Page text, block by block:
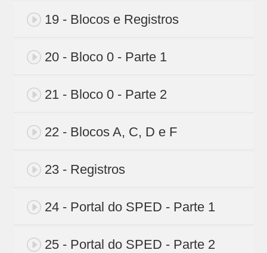
19 - Blocos e Registros
20 - Bloco 0 - Parte 1
21 - Bloco 0 - Parte 2
22 - Blocos A, C, D e F
23 - Registros
24 - Portal do SPED - Parte 1
25 - Portal do SPED - Parte 2